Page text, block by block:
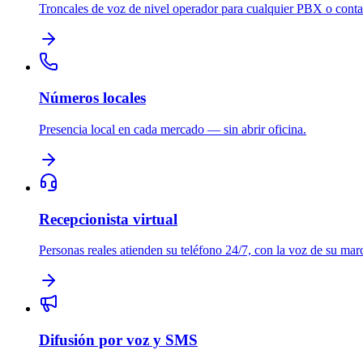
Troncales de voz de nivel operador para cualquier PBX o
Números locales
Presencia local en cada mercado — sin abrir oficina.
Recepcionista virtual
Personas reales atienden su teléfono 24/7, con la voz de su
Difusión por voz y SMS